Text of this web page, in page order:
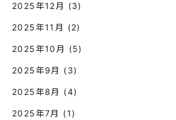
2025年12月 (3)
2025年11月 (2)
2025年10月 (5)
2025年9月 (3)
2025年8月 (4)
2025年7月 (1)